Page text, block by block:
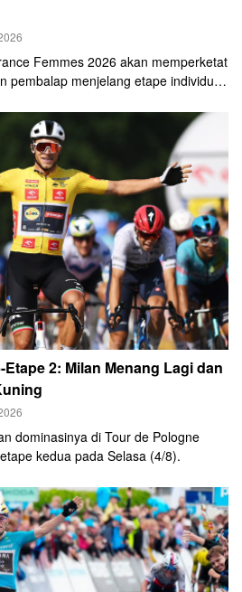
Femmes 2026 akan memperketat
pembalap menjelang etape individual
2: Milan Menang Lagi dan
dominasinya di Tour de Pologne
kedua pada Selasa (4/8).